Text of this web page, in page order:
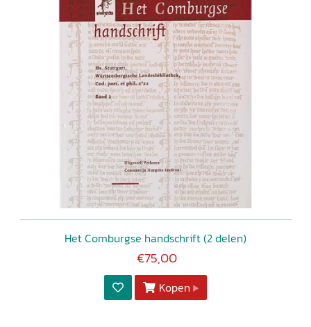
Het Comburgse handschrift (2 delen)
€75,00
Kopen